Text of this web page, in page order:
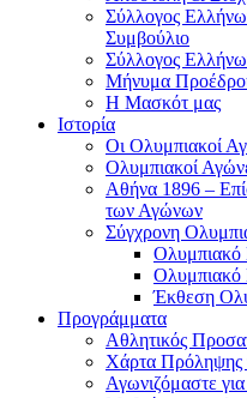
Σύλλογος
Συμβούλιο
Σύλλογος
Μήνυμα
Η Μασκότ μας
Ιστορία
Οι Ολυμπιακοί
Ολυμπιακοί
Αθήνα 1896 –
των Αγώνων
Σύγχρονη
Ολυμπιακό
Ολυμπιακό
Έκθεση
Προγράμματα
Αθλητικός
Χάρτα Πρόληψης
Αγωνιζόμαστε